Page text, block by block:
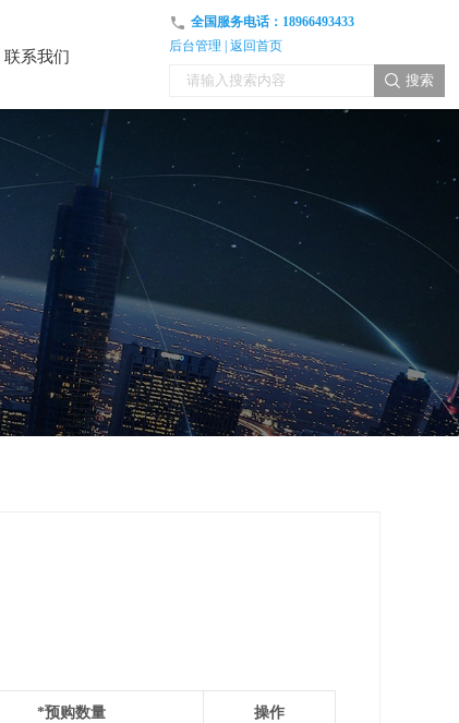
联系我们
联系我们
全国服务电话： 18966493433
后台管理 | 返回首页
搜索
*预购数量 操作